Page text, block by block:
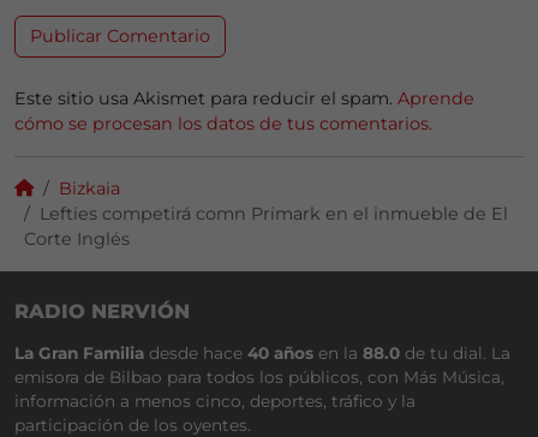
Este sitio usa Akismet para reducir el spam. Aprende
cómo se procesan los datos de tus comentarios.
Bizkaia
Lefties competirá comn Primark en el inmueble de El
Corte Inglés
RADIO NERVIÓN
La Gran Familia desde hace 40 años en la 88.0 de tu dial. La
emisora de Bilbao para todos los públicos, con Más Música,
información a menos cinco, deportes, tráfico y la
participación de los oyentes.